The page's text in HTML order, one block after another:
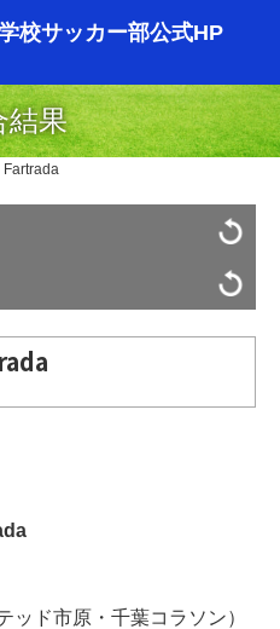
校サッカー部公式HP
結果
Fartrada
ド市原・千葉コラソン）